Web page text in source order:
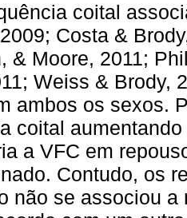
coital
Costa &
& Moore, 2011;
Weiss & Brody,
ambos os sexos.
coital
a VFC em
Contudo, os
não se associou a